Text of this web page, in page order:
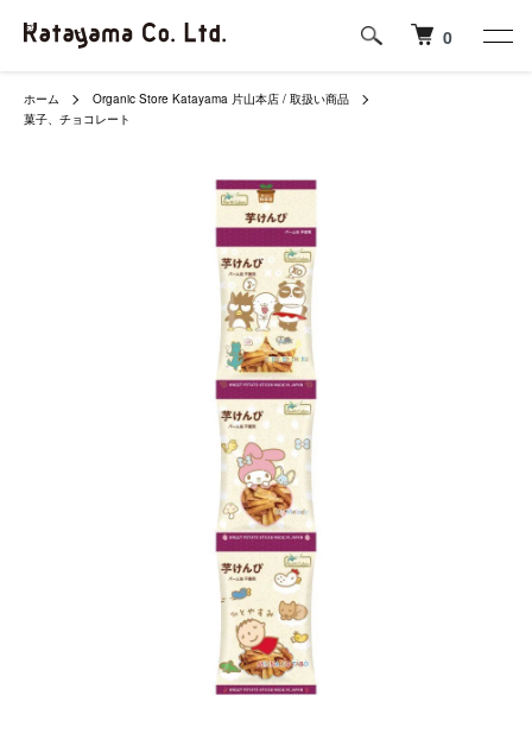
0
ホーム
Organic Store Katayama 片山本店 / 取扱い商品
菓子、チョコレート